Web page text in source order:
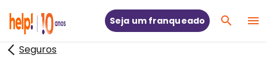
Seja um franqueado
Seguros